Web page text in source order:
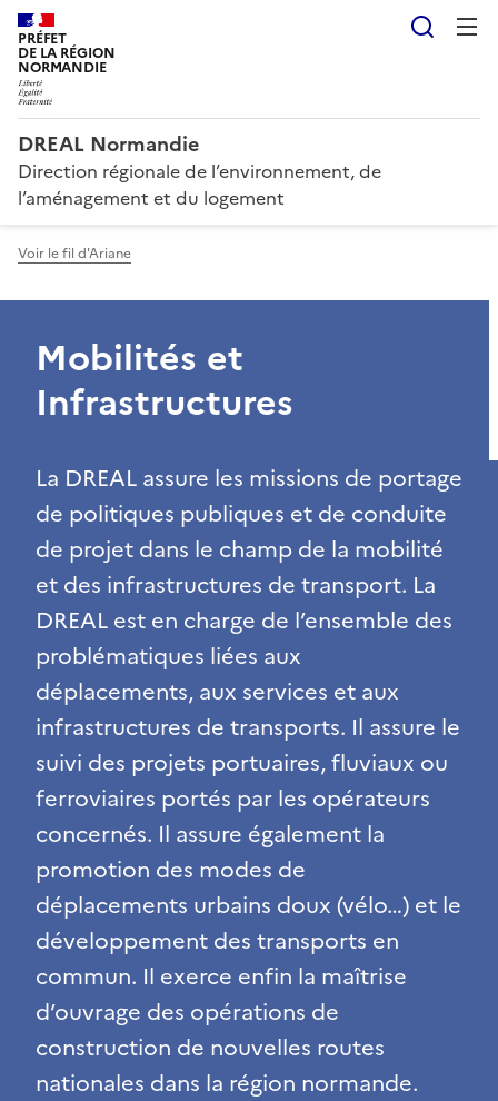
PRÉFET
DE LA RÉGION
NORMANDIE
DREAL Normandie
Direction régionale de l’environnement, de
l’aménagement et du logement
Voir le fil d'Ariane
Mobilités et
Infrastructures
La DREAL assure les missions de portage
de politiques publiques et de conduite
de projet dans le champ de la mobilité
et des infrastructures de transport. La
DREAL est en charge de l’ensemble des
problématiques liées aux
déplacements, aux services et aux
infrastructures de transports. Il assure le
suivi des projets portuaires, fluviaux ou
ferroviaires portés par les opérateurs
concernés. Il assure également la
promotion des modes de
déplacements urbains doux (vélo…) et le
développement des transports en
commun. Il exerce enfin la maîtrise
d’ouvrage des opérations de
construction de nouvelles routes
nationales dans la région normande.